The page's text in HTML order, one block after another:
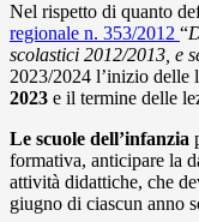
Nel rispetto di quanto
regionale n. 353/2012 “
scolastici 2012/2013, e
2023/2024 l’inizio delle
2023 e il termine delle
Le scuole dell’infanzia
formativa, anticipare la
attività didattiche, che
giugno di ciascun anno